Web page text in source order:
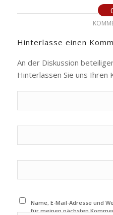
Hinterlasse einen
An der Diskussion
Hinterlassen Sie uns Ihren
Name, E-Mail-Adresse und
für meinen nächsten